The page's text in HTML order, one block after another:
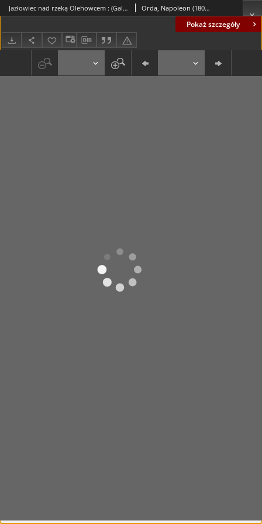
Pokaż szczegóły
Jazłowiec nad rzeką Olehowcem : (Galicya) Orda, Napoleon (1807-1893)